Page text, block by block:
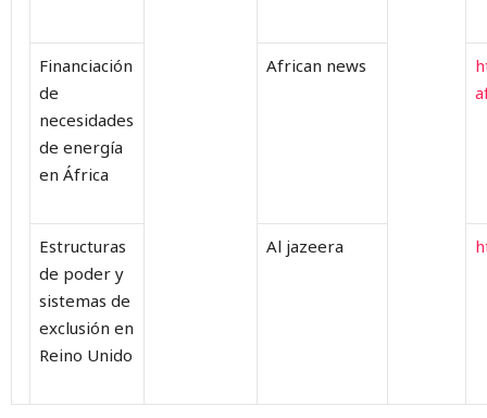
Financiación
de
necesidades
de energía
en África
African news
Estructuras
de poder y
sistemas de
exclusión en
Reino Unido
Al jazeera